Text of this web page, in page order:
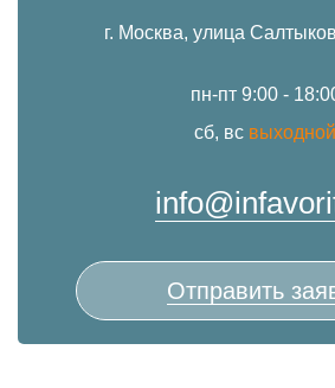
г. Москва, улица
пн-пт 9:00 -
сб, вс выходной
Отправить